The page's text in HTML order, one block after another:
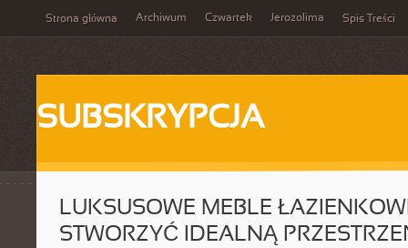
Strona główna Archiwum Czwartek Jerozolima Spis Treści
SUBSKRYPCJA
LUKSUSOWE MEBLE
STWORZYĆ IDEALNĄ